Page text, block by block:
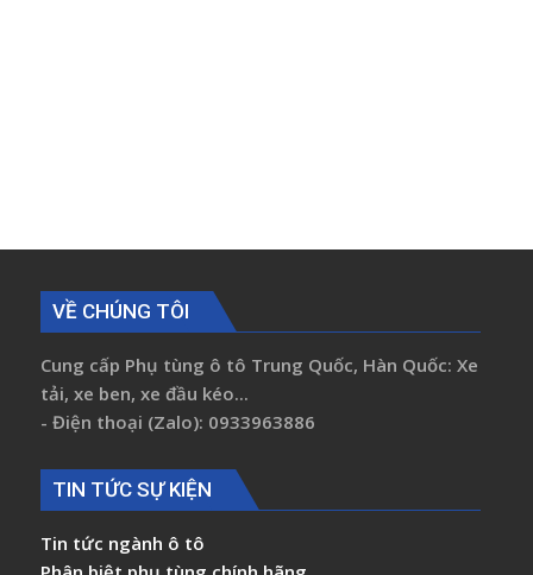
VỀ CHÚNG TÔI
Cung cấp Phụ tùng ô tô Trung Quốc, Hàn Quốc: Xe
tải, xe ben, xe đầu kéo...
- Điện thoại (Zalo): 0933963886
TIN TỨC SỰ KIỆN
Tin tức ngành ô tô